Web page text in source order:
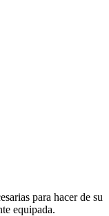
para hacer de su
equipada.